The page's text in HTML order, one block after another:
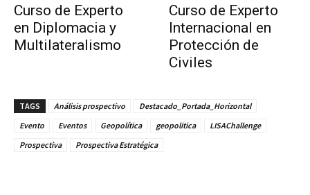
Curso de Experto
en Diplomacia y
Multilateralismo
Curso de Experto
Internacional en
Protección de
Civiles
TAGS Análisis prospectivo
Destacado_Portada_Horizontal
Evento
Eventos Geopolítica geopolitica
LISAChallenge
Prospectiva
Prospectiva Estratégica